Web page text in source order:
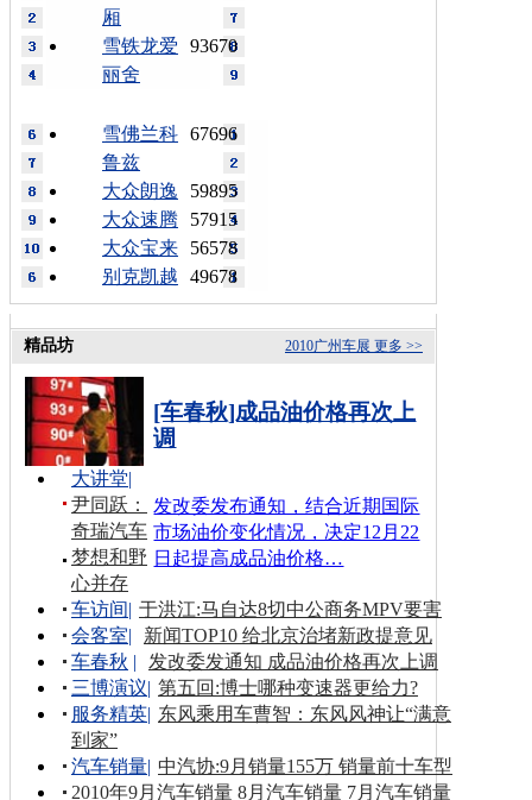
厢
93670
雪铁龙爱
丽舍
67696
雪佛兰科
鲁兹
59895
大众朗逸
57915
大众速腾
56578
大众宝来
49678
别克凯越
更多 >>
2010广州车展
精品坊
[车春秋]成品油价格再次上
调
发改委发布通知，结合近期国际
市场油价变化情况，决定12月22
日起提高成品油价格…
大讲堂|
尹同跃：
奇瑞汽车
梦想和野
心并存
车访间| 于洪江:马自达8切中公商务MPV要害
会客室|
新闻TOP10 给北京治堵新政提意见
车春秋 |
发改委发通知 成品油价格再次上调
三博演议| 第五回:博士哪种变速器更给力?
服务精英| 东风乘用车曹智：东风风神让“满意
到家”
汽车销量| 中汽协:9月销量155万 销量前十车型
2010年9月汽车销量 8月汽车销量 7月汽车销量